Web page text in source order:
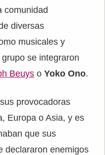
comunidad
diversas
musicales y
se integraron
Beuys o Yoko Ono.
provocadoras
Europa o Asia, y es
que sus
declararon enemigos